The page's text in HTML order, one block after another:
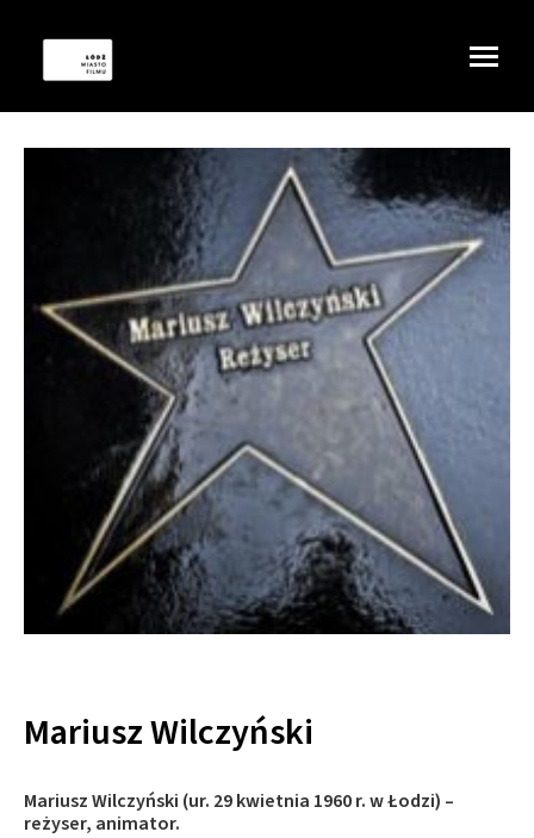
Mariusz Wilczyński
Mariusz Wilczyński (ur. 29 kwietnia 1960 r. w Łodzi) –
reżyser, animator.